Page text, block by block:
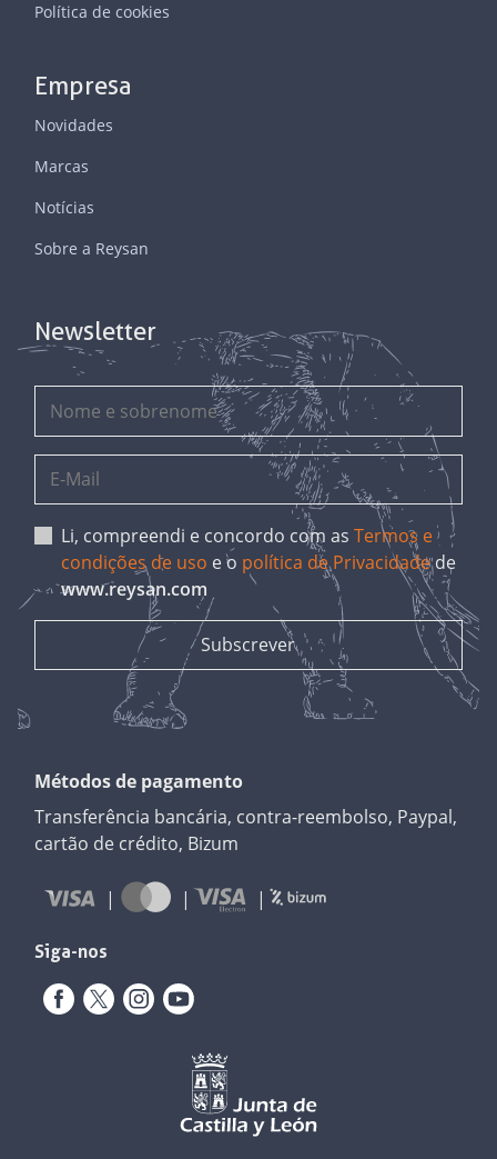
Política de cookies
Empresa
Novidades
Marcas
Notícias
Sobre a Reysan
Newsletter
Li, compreendi e concordo com asTermos e
condições de uso e o política de Privacidadede
www.reysan.com
Métodos de pagamento
Transferência bancária, contra-reembolso, Paypal,
cartão de crédito, Bizum
Siga-nos